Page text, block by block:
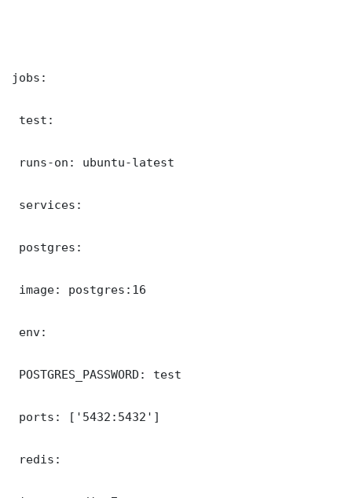
jobs:
test:
runs-on: ubuntu-latest
services:
postgres:
image: postgres:16
env:
POSTGRES_PASSWORD: test
ports: ['5432:5432']
redis: